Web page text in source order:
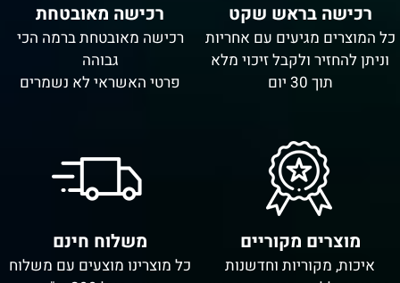
רכישה בראש שקט
כל המוצרים מגיעים עם אחריות
וניתן להחזיר ולקבל זיכוי מלא
תוך 30 יום
רכישה מאובטחת
רכישה מאובטחת ברמה הכי
גבוהה
פרטי האשראי לא נשמרים
מוצרים מקוריים
איכות, מקוריות וחדשנות
משלוח חינם
כל מוצרינו מוצעים עם משלוח